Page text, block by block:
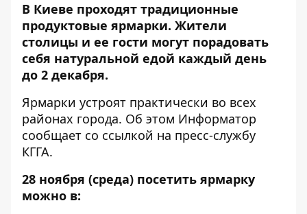
В Киеве проходят традиционные
продуктовые ярмарки. Жители
столицы и ее гости могут порадовать
себя натуральной едой каждый день
до 2 декабря.
Ярмарки устроят практически во всех
районах города. Об этом Информатор
сообщает со ссылкой на пресс-службу
КГГА.
28 ноября (среда) посетить ярмарку
можно в: